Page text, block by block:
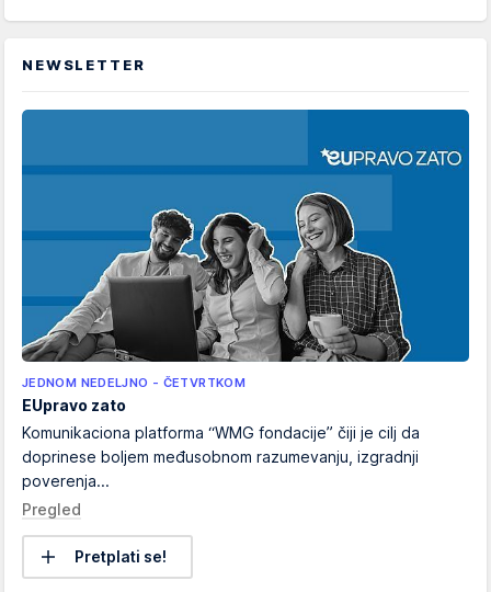
NEWSLETTER
JEDNOM NEDELJNO - ČETVRTKOM
EUpravo zato
Komunikaciona platforma “WMG fondacije” čiji je cilj da
doprinese boljem međusobnom razumevanju, izgradnji
poverenja...
Pregled
Pretplati se!